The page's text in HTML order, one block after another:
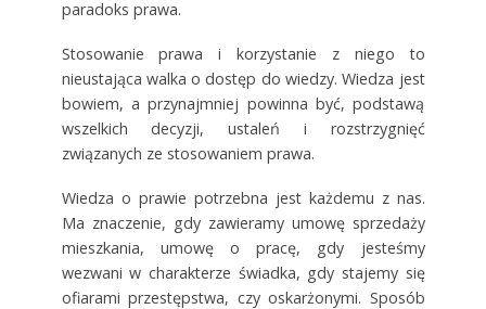
paradoks prawa.
Stosowanie prawa i korzystanie z niego to
nieustająca walka o dostęp do wiedzy. Wiedza jest
bowiem, a przynajmniej powinna być, podstawą
wszelkich decyzji, ustaleń i rozstrzygnięć
związanych ze stosowaniem prawa.
Wiedza o prawie potrzebna jest każdemu z nas.
Ma znaczenie, gdy zawieramy umowę sprzedaży
mieszkania, umowę o pracę, gdy jesteśmy
wezwani w charakterze świadka, gdy stajemy się
ofiarami przestępstwa, czy oskarżonymi. Sposób